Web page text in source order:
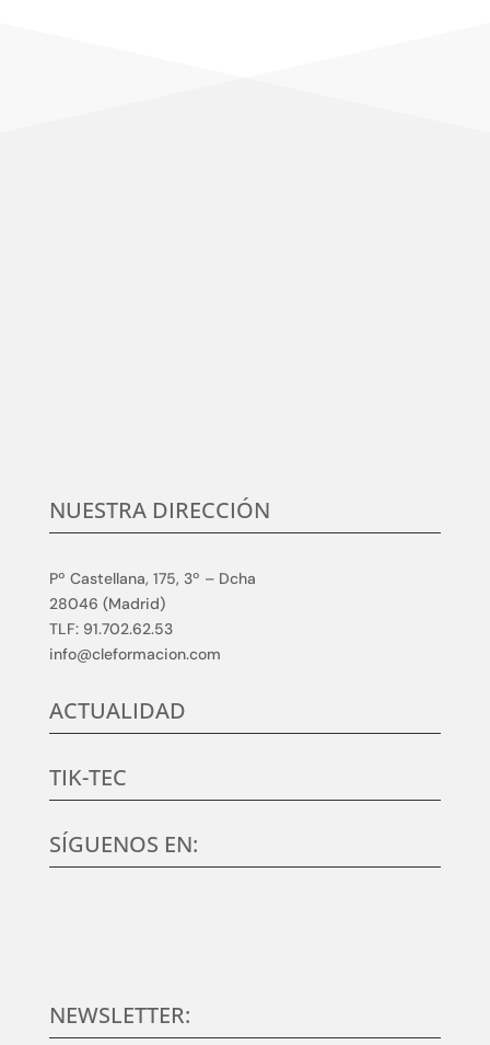
NUESTRA DIRECCIÓN
Pº Castellana, 175, 3º – Dcha
28046 (Madrid)
TLF: 91.702.62.53
info@cleformacion.com
ACTUALIDAD
TIK-TEC
SÍGUENOS EN:
NEWSLETTER: